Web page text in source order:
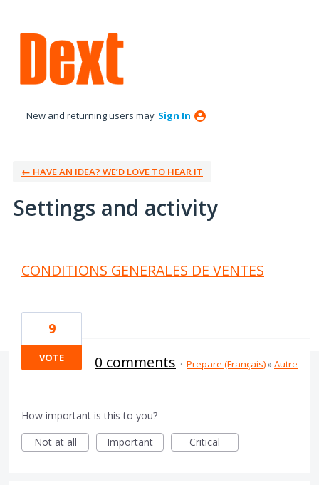
New and returning users may Sign In
← HAVE AN IDEA? WE’D LOVE TO HEAR IT
Settings and activity
CONDITIONS GENERALES DE VENTES
9
VOTE 0 comments · Prepare (Français)»Autre
How important is this to you?
Not at all
Important Critical